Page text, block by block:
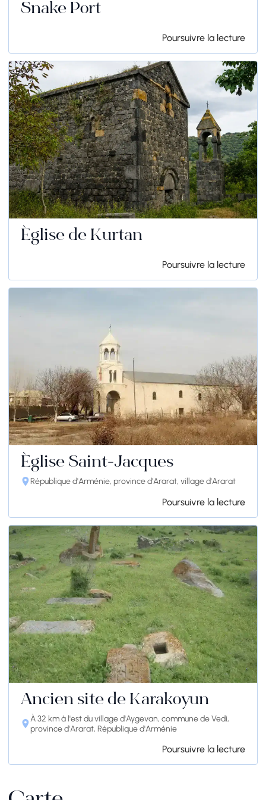
Snake Port
Poursuivre la lecture
Église de Kurtan
Poursuivre la lecture
Église Saint-Jacques
République d'Arménie, province d'Ararat, village d'Ararat
Poursuivre la lecture
Ancien site de Karakoyun
À 32 km à l'est du village d'Aygevan, commune de Vedi,
province d'Ararat, République d'Arménie
Poursuivre la lecture